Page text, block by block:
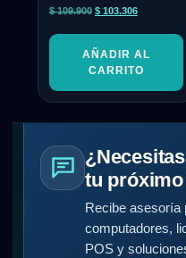
$109.900 $ 103.306
AÑADIR AL
CARRITO
tu
Recibe asesoría
computadores,
POS y